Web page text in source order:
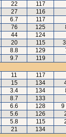
22 117
27 116
6.7 117
76 125
44 124
20 115
8.8 129
9.7 119
11 117
15 134
3.4 134
8.7 133
6.6 128 9
5.6 126
5.8 115
21 134